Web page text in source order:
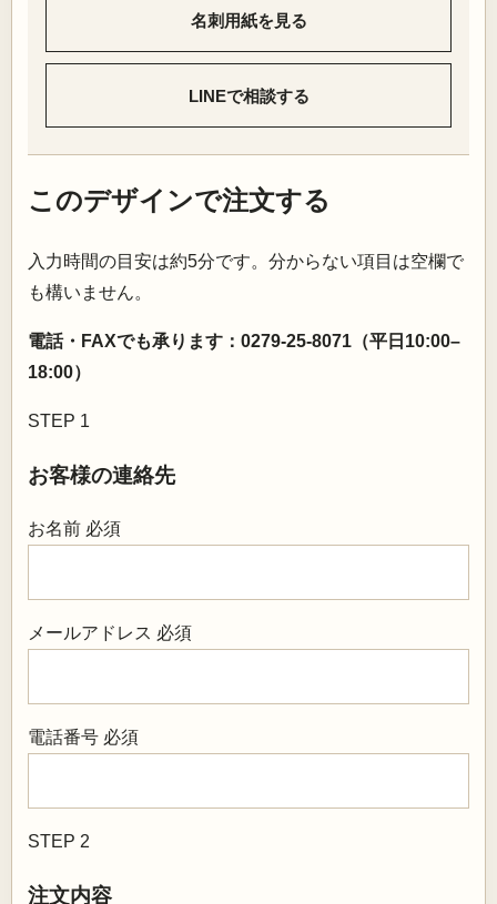
名刺用紙を見る
LINEで相談する
このデザインで注文する
入力時間の目安は約5分です。分からない項目は空欄で
も構いません。
電話・FAXでも承ります：0279-25-8071（平日10:00–
18:00）
STEP 1
お客様の連絡先
お名前 必須
メールアドレス 必須
電話番号 必須
STEP 2
注文内容